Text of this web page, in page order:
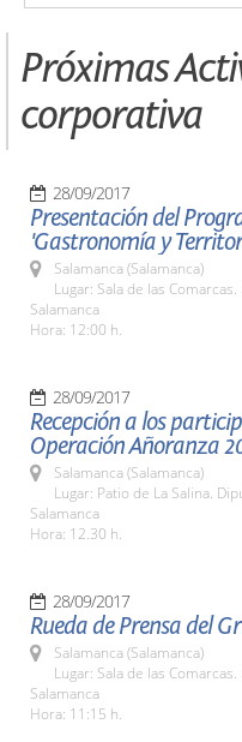
Próximas
corporativa
28/09/2017
Presentación del
'Gastronomía y
Salamanca (Salamanca)
Lugar: Sala de las
Salamanca
Hora: 12:00 h.
28/09/2017
Recepción a los
Operación Añoranza
Salamanca (Salamanca)
Lugar: Patio de La Salina.
Salamanca
Hora: 12.30 h.
28/09/2017
Rueda de Prensa del
Salamanca (Salamanca)
Lugar: Sala de las
Salamanca
Hora: 11:15 h.